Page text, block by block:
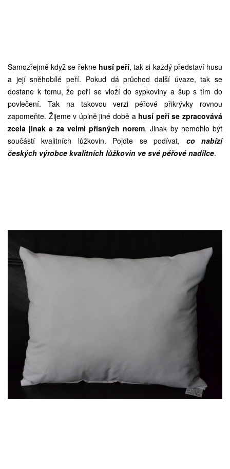
Samozřejmě když se řekne husí peří, tak si každý představí husu
a její sněhobílé peří. Pokud dá průchod další úvaze, tak se
dostane k tomu, že peří se vloží do sypkoviny a šup s tím do
povlečení. Tak na takovou verzi péřové přikrývky rovnou
zapomeňte. Žijeme v úplně jiné době a husí peří se zpracovává
zcela jinak a za velmi přísných norem. Jinak by nemohlo být
součástí kvalitních lůžkovin. Pojďte se podívat, co nabízí
českých výrobce kvalitních lůžkovin ve své péřové nadílce.